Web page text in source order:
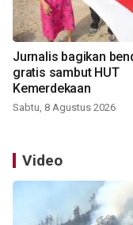
Jurnalis bagikan
gratis sambut HUT
Kemerdekaan
Sabtu, 8 Agustus 2026
Video